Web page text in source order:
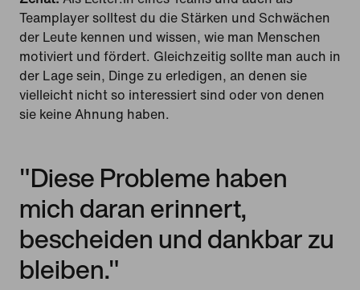
Teamplayer solltest du die Stärken und Schwächen
der Leute kennen und wissen, wie man Menschen
motiviert und fördert. Gleichzeitig sollte man auch in
der Lage sein, Dinge zu erledigen, an denen sie
vielleicht nicht so interessiert sind oder von denen
sie keine Ahnung haben.
"Diese Probleme haben
mich daran erinnert,
bescheiden und dankbar zu
bleiben."